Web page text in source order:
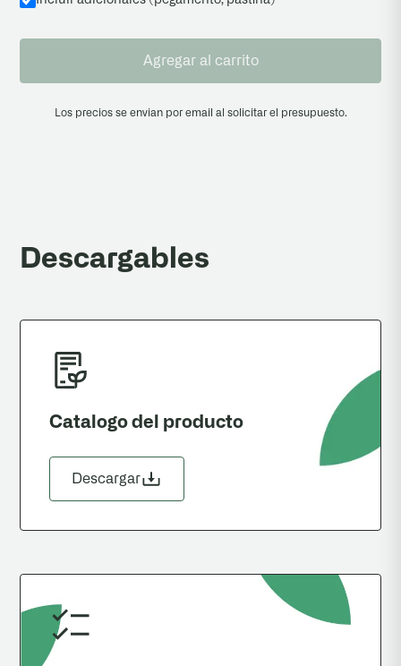
Agregar al carrito
Los precios se envian por email al solicitar el presupuesto.
Descargables
Catalogo del producto
Descargar